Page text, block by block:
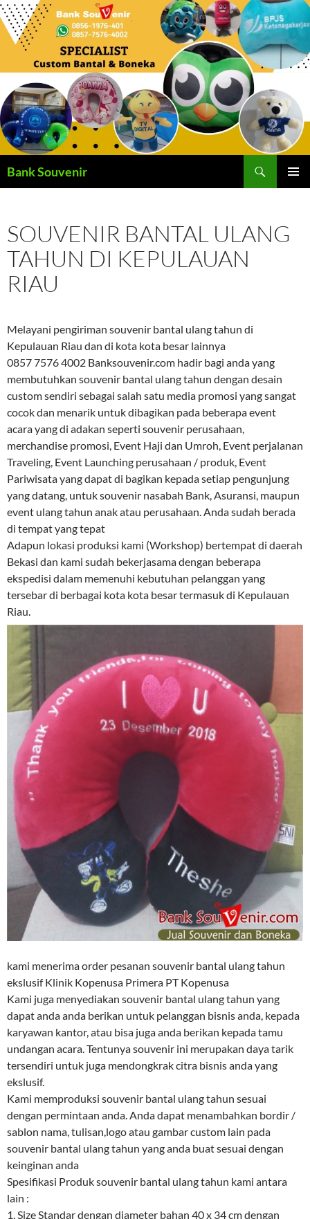
Langsung
ke
Bank Souvenir
SOUVENIR BANTAL ULANG
TAHUN DI KEPULAUAN
RIAU
Melayani pengiriman souvenir bantal ulang tahun di
Kepulauan Riau dan di kota kota besar lainnya
0857 7576 4002 Banksouvenir.com hadir bagi anda yang
membutuhkan souvenir bantal ulang tahun dengan desain
custom sendiri sebagai salah satu media promosi yang sangat
cocok dan menarik untuk dibagikan pada beberapa event
acara yang di adakan seperti souvenir perusahaan,
merchandise promosi, Event Haji dan Umroh, Event perjalanan
Traveling, Event Launching perusahaan / produk, Event
Pariwisata yang dapat di bagikan kepada setiap pengunjung
yang datang, untuk souvenir nasabah Bank, Asuransi, maupun
event ulang tahun anak atau perusahaan. Anda sudah berada
di tempat yang tepat
Adapun lokasi produksi kami (Workshop) bertempat di daerah
Bekasi dan kami sudah bekerjasama dengan beberapa
ekspedisi dalam memenuhi kebutuhan pelanggan yang
tersebar di berbagai kota kota besar termasuk di Kepulauan
Riau.
kami menerima order pesanan souvenir bantal ulang tahun
ekslusif Klinik Kopenusa Primera PT Kopenusa
Kami juga menyediakan souvenir bantal ulang tahun yang
dapat anda anda berikan untuk pelanggan bisnis anda, kepada
karyawan kantor, atau bisa juga anda berikan kepada tamu
undangan acara. Tentunya souvenir ini merupakan daya tarik
tersendiri untuk juga mendongkrak citra bisnis anda yang
ekslusif.
Kami memproduksi souvenir bantal ulang tahun sesuai
dengan permintaan anda. Anda dapat menambahkan bordir /
sablon nama, tulisan,logo atau gambar custom lain pada
souvenir bantal ulang tahun yang anda buat sesuai dengan
keinginan anda
Spesifikasi Produk souvenir bantal ulang tahun kami antara
lain :
1. Size Standar dengan diameter bahan 40 x 34 cm dengan